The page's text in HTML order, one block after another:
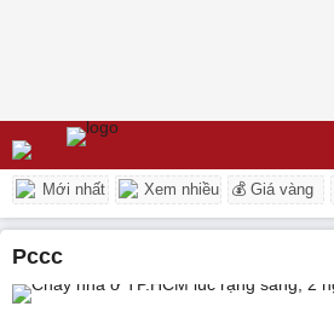
Mới nhất Xem nhiều 💰 Giá vàng
pccc